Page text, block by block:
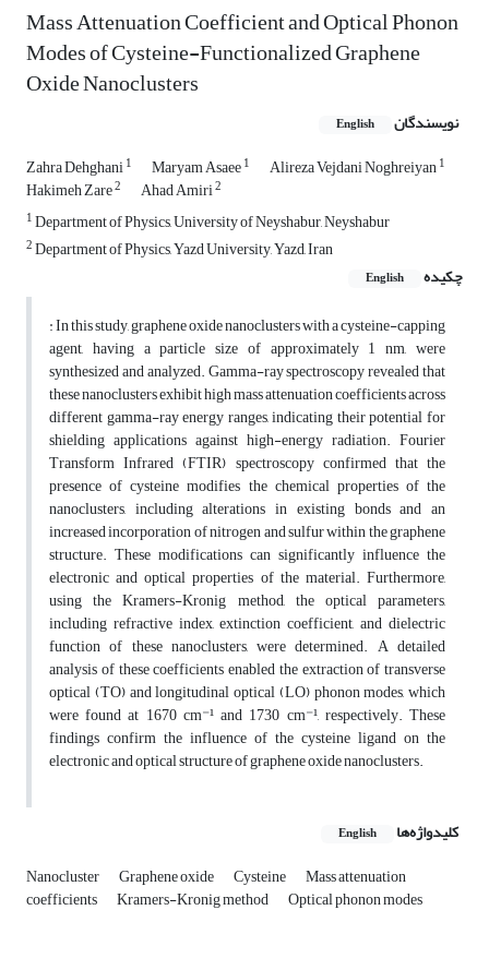
Mass Attenuation Coefficient and Optical Phonon
Modes of Cysteine-Functionalized Graphene
Oxide Nanoclusters
نویسندگان English
Zahra Dehghani1 Maryam Asaee1 Alireza Vejdani Noghreiyan1
Hakimeh Zare2 Ahad Amiri2
1Department of Physics, University of Neyshabur, Neyshabur
2Department of Physics, Yazd University, Yazd, Iran
چکیده
English
: In this study, graphene oxide nanoclusters with a cysteine-capping
agent, having a particle size of approximately 1 nm, were
synthesized and analyzed. Gamma-ray spectroscopy revealed that
these nanoclusters exhibit high mass attenuation coefficients across
different gamma-ray energy ranges, indicating their potential for
shielding applications against high-energy radiation. Fourier
Transform Infrared (FTIR) spectroscopy confirmed that the
presence of cysteine modifies the chemical properties of the
nanoclusters, including alterations in existing bonds and an
increased incorporation of nitrogen and sulfur within the graphene
structure. These modifications can significantly influence the
electronic and optical properties of the material. Furthermore,
using the Kramers-Kronig method, the optical parameters,
including refractive index, extinction coefficient, and dielectric
function of these nanoclusters, were determined. A detailed
analysis of these coefficients enabled the extraction of transverse
optical (TO) and longitudinal optical (LO) phonon modes, which
were found at 1670 cm⁻¹ and 1730 cm⁻¹, respectively. These
findings confirm the influence of the cysteine ligand on the
electronic and optical structure of graphene oxide nanoclusters.
کلیدواژه‌ها English
Nanocluster Graphene oxide Cysteine Mass attenuation
coefficients Kramers-Kronig method Optical phonon modes